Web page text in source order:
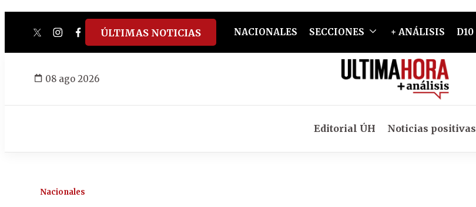
twitterinstagram
facebook
tiktokyoutube
spotify
ÚLTIMAS NOTICIAS NACIONALES SECCIONES + ANÁLISIS D10
08 ago 2026
Editorial ÚH Noticias positivas
Nacionales